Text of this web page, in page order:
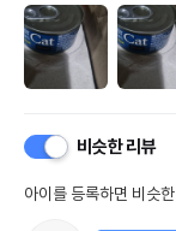
비슷한 리뷰
아이를 등록하면 비슷